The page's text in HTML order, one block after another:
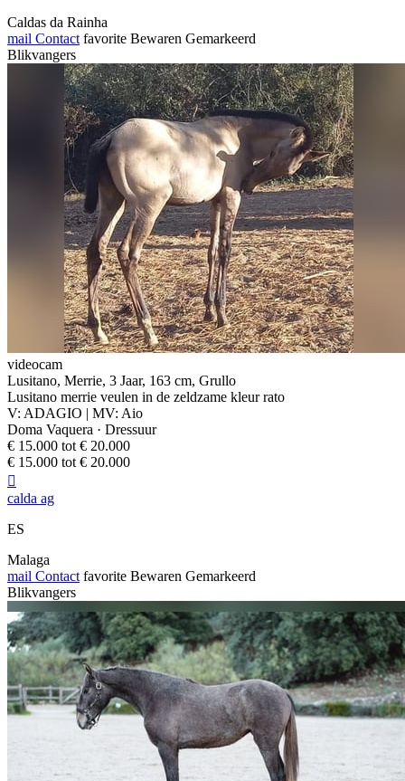
Caldas da Rainha
mail Contact favorite Bewaren Gemarkeerd
Blikvangers
videocam
Lusitano, Merrie, 3 Jaar, 163 cm, Grullo
Lusitano merrie veulen in de zeldzame kleur rato
V: ADAGIO | MV: Aio
Doma Vaquera · Dressuur
€ 15.000 tot € 20.000
€ 15.000 tot € 20.000

calda ag
ES
Malaga
mail Contact favorite Bewaren Gemarkeerd
Blikvangers